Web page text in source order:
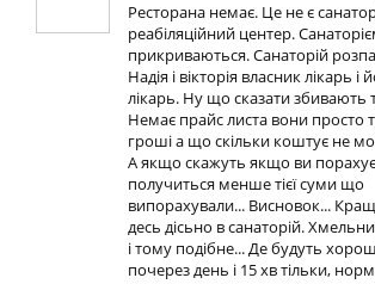
Ресторана немає. Це не є
реабіляційний центер.
прикриваються. Санаторій
Надія і вікторія власник лікарь і
лікарь. Ну що сказати збивають
Немає прайс листа вони просто
гроші а що скільки коштує не
А якщо скажуть якщо ви
получиться менше тієї суми що
випорахували... Висновок...
десь дісьно в санаторій.
і тому подібне... Де будуть
почерез день і 15 хв тільки,